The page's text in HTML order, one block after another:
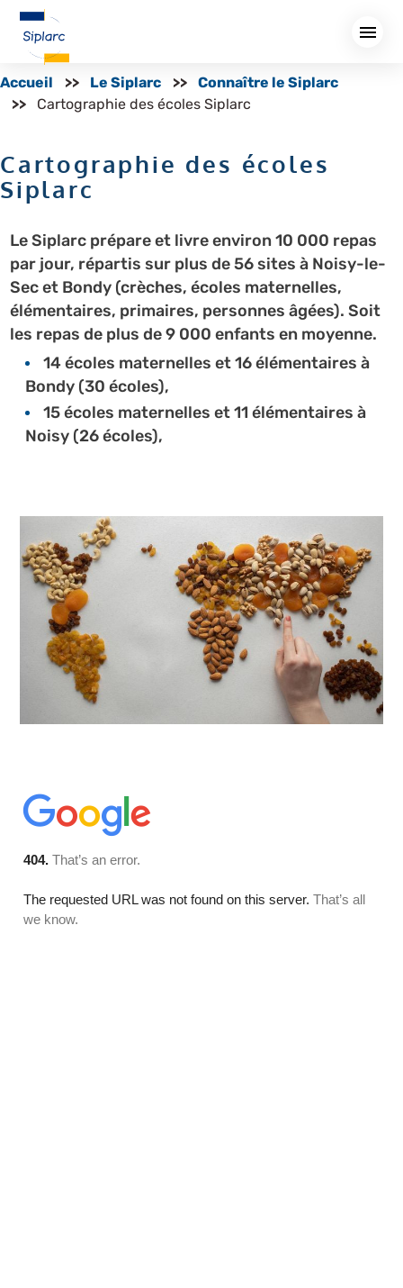
principal
Accueil Le Siplarc
Connaître le Siplarc
Cartographie des écoles Siplarc
Cartographie des écoles
Siplarc
Le Siplarc prépare et livre environ 10 000 repas
par jour, répartis sur plus de 56 sites à Noisy-le-
Sec et Bondy (crèches, écoles maternelles,
élémentaires, primaires, personnes âgées). Soit
les repas de plus de 9 000 enfants en moyenne.
14 écoles maternelles et 16 élémentaires à
Bondy (30 écoles),
15 écoles maternelles et 11 élémentaires à
Noisy (26 écoles),